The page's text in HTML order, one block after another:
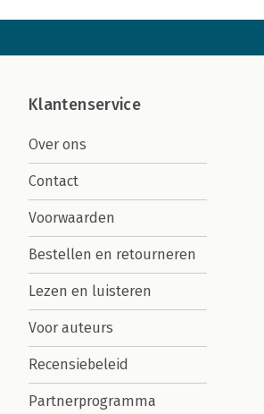
Klantenservice
Over ons
Contact
Voorwaarden
Bestellen en retourneren
Lezen en luisteren
Voor auteurs
Recensiebeleid
Partnerprogramma